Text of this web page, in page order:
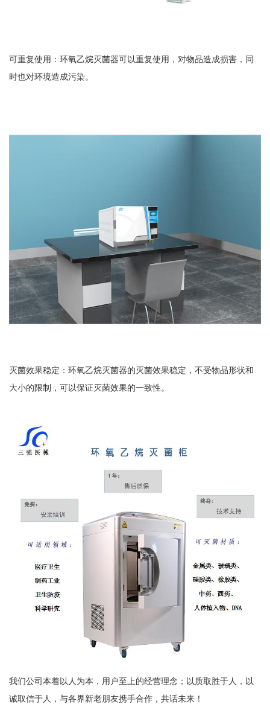
可重复使用：环氧乙烷灭菌器可以重复使用，对物品造成损害，同
时也对环境造成污染。
灭菌效果稳定：环氧乙烷灭菌器的灭菌效果稳定，不受物品形状和
大小的限制，可以保证灭菌效果的一致性。
我们公司本着以人为本，用户至上的经营理念；以质取胜于人，以
诚取信于人，与各界新老朋友携手合作，共话未来！